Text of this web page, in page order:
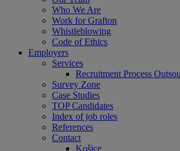
Who We Are
Work for Grafton
Whistleblowing
Code of Ethics
Employers
Services
Recruitment Process
Survey Zone
Case Studies
TOP Candidates
Index of job roles
References
Contact
Košice